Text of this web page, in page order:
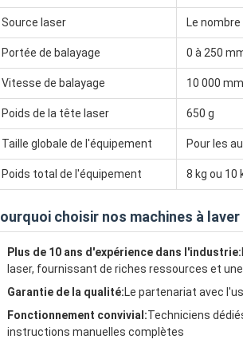
Source laser Le
Portée de balayage 0 à 250
Vitesse de balayage 10 000
Poids de la tête laser 650 g
Taille globale de l'équipement Pour les
Poids total de l'équipement 8 kg ou 10
choisir nos machines à
Plus de 10 ans d'expérience dans l'industrie:
laser, fournissant de riches ressources et
Garantie de la qualité:Le partenariat avec
Fonctionnement convivial:Techniciens
instructions manuelles complètes